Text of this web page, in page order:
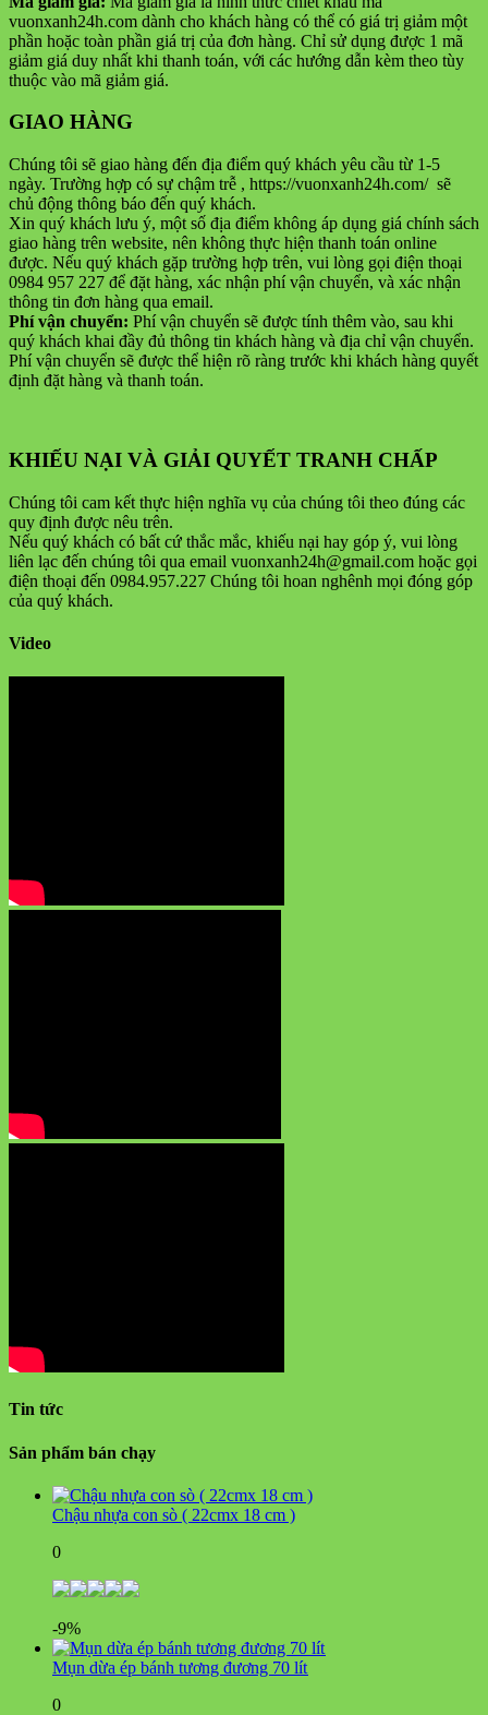
vuonxanh24h.com dành cho khách hàng có thể có giá trị giảm một
phần hoặc toàn phần giá trị của đơn hàng. Chỉ sử dụng được 1 mã
giảm giá duy nhất khi thanh toán, với các hướng dẫn kèm theo tùy
thuộc vào mã giảm giá.
GIAO HÀNG
Chúng tôi sẽ giao hàng đến địa điểm quý khách yêu cầu từ 1-5
ngày. Trường hợp có sự chậm trễ , https://vuonxanh24h.com/ sẽ
chủ động thông báo đến quý khách.
Xin quý khách lưu ý, một số địa điểm không áp dụng giá chính sách
giao hàng trên website, nên không thực hiện thanh toán online
được. Nếu quý khách gặp trường hợp trên, vui lòng gọi điện thoại
0984 957 227 để đặt hàng, xác nhận phí vận chuyển, và xác nhận
thông tin đơn hàng qua email.
Phí vận chuyển: Phí vận chuyển sẽ được tính thêm vào, sau khi
quý khách khai đầy đủ thông tin khách hàng và địa chỉ vận chuyển.
Phí vận chuyển sẽ được thể hiện rõ ràng trước khi khách hàng quyết
định đặt hàng và thanh toán.
KHIẾU NẠI VÀ GIẢI QUYẾT TRANH CHẤP
Chúng tôi cam kết thực hiện nghĩa vụ của chúng tôi theo đúng các
quy định được nêu trên.
Nếu quý khách có bất cứ thắc mắc, khiếu nại hay góp ý, vui lòng
liên lạc đến chúng tôi qua email vuonxanh24h@gmail.com hoặc gọi
điện thoại đến 0984.957.227 Chúng tôi hoan nghênh mọi đóng góp
của quý khách.
Video
Tin tức
Sản phẩm bán chạy
Chậu nhựa con sò ( 22cmx 18 cm )
0
-9%
Mụn dừa ép bánh tương đương 70 lít
0